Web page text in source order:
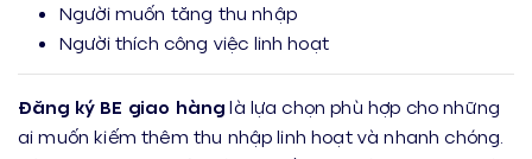
Người muốn tăng thu nhập
Người thích công việc linh hoạt
Đăng ký BE giao hàng là lựa chọn phù hợp cho những
ai muốn kiếm thêm thu nhập linh hoạt và nhanh chóng.